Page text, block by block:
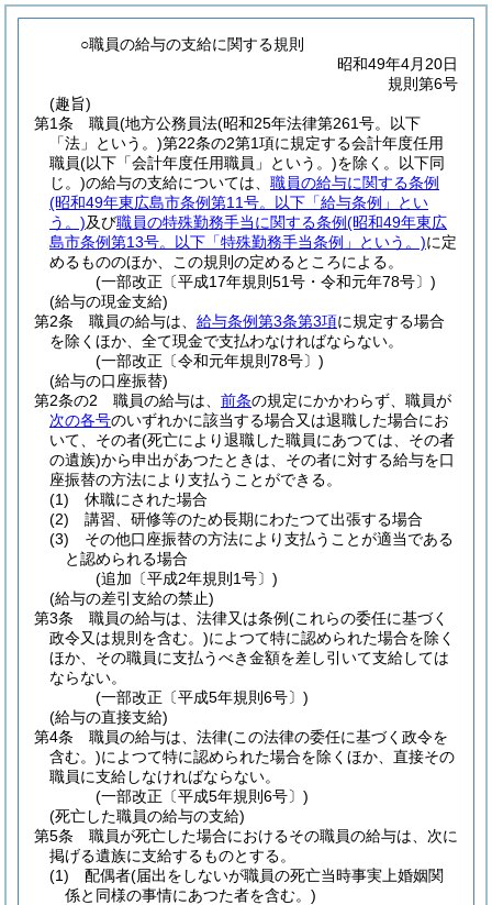
○職員の給与の支給に関する規則
昭和49年4月20日
規則第6号
(趣旨)
第1条
職員(地方公務員法(昭和25年法律第261号。以下
「法」という。)第22条の2第1項に規定する会計年度任用
職員(以下「会計年度任用職員」という。)を除く。以下同
じ。)の給与の支給については、 職員の給与に関する条例
(昭和49年東広島市条例第11号。以下「給与条例」とい
う。)及び職員の特殊勤務手当に関する条例(昭和49年東広
島市条例第13号。以下「特殊勤務手当条例」という。)に定
めるもののほか、この規則の定めるところによる。
(一部改正〔平成17年規則51号・令和元年78号〕)
(給与の現金支給)
第2条
職員の給与は、 給与条例第3条第3項に規定する場合
を除くほか、全て現金で支払わなければならない。
(一部改正〔令和元年規則78号〕)
(給与の口座振替)
第2条の2
職員の給与は、 前条の規定にかかわらず、職員が
次の各号のいずれかに該当する場合又は退職した場合にお
いて、その者(死亡により退職した職員にあつては、その者
の遺族)から申出があつたときは、その者に対する給与を口
座振替の方法により支払うことができる。
(1)
休職にされた場合
(2)
講習、研修等のため長期にわたつて出張する場合
(3)
その他口座振替の方法により支払うことが適当である
と認められる場合
(追加〔平成2年規則1号〕)
(給与の差引支給の禁止)
第3条
職員の給与は、法律又は条例(これらの委任に基づく
政令又は規則を含む。)によつて特に認められた場合を除く
ほか、その職員に支払うべき金額を差し引いて支給しては
ならない。
(一部改正〔平成5年規則6号〕)
(給与の直接支給)
第4条
職員の給与は、法律(この法律の委任に基づく政令を
含む。)によつて特に認められた場合を除くほか、直接その
職員に支給しなければならない。
(一部改正〔平成5年規則6号〕)
(死亡した職員の給与の支給)
第5条
職員が死亡した場合におけるその職員の給与は、次に
掲げる遺族に支給するものとする。
(1)
配偶者(届出をしないが職員の死亡当時事実上婚姻関
係と同様の事情にあつた者を含む。)